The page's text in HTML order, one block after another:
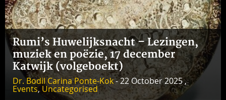
Rumi’s Huwelijksnacht – Lezingen,
muziek en poëzie, 17 december
Katwijk (volgeboekt)
Dr. Bodil Carina Ponte-Kok- 22 October 2025 ,
Events, Uncategorised